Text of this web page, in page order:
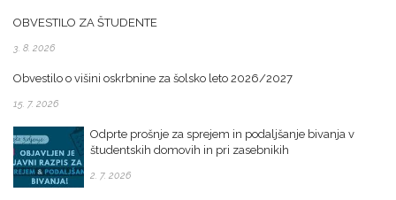
OBVESTILO ZA ŠTUDENTE
3. 8. 2026
Obvestilo o višini oskrbnine za šolsko leto 2026/2027
15. 7. 2026
Odprte prošnje za sprejem in podaljšanje bivanja v
študentskih domovih in pri zasebnikih
2. 7. 2026